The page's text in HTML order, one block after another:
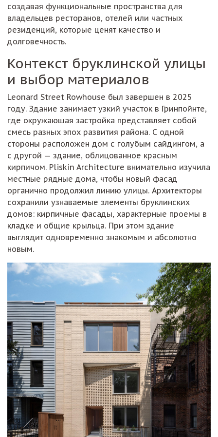
создавая функциональные пространства для
владельцев ресторанов, отелей или частных
резиденций, которые ценят качество и
долговечность.
Контекст бруклинской улицы
и выбор материалов
Leonard Street Rowhouse был завершен в 2025
году. Здание занимает узкий участок в Гринпойнте,
где окружающая застройка представляет собой
смесь разных эпох развития района. С одной
стороны расположен дом с голубым сайдингом, а
с другой — здание, облицованное красным
кирпичом. Pliskin Architecture внимательно изучила
местные рядные дома, чтобы новый фасад
органично продолжил линию улицы. Архитекторы
сохранили узнаваемые элементы бруклинских
домов: кирпичные фасады, характерные проемы в
кладке и общие крыльца. При этом здание
выглядит одновременно знакомым и абсолютно
новым.